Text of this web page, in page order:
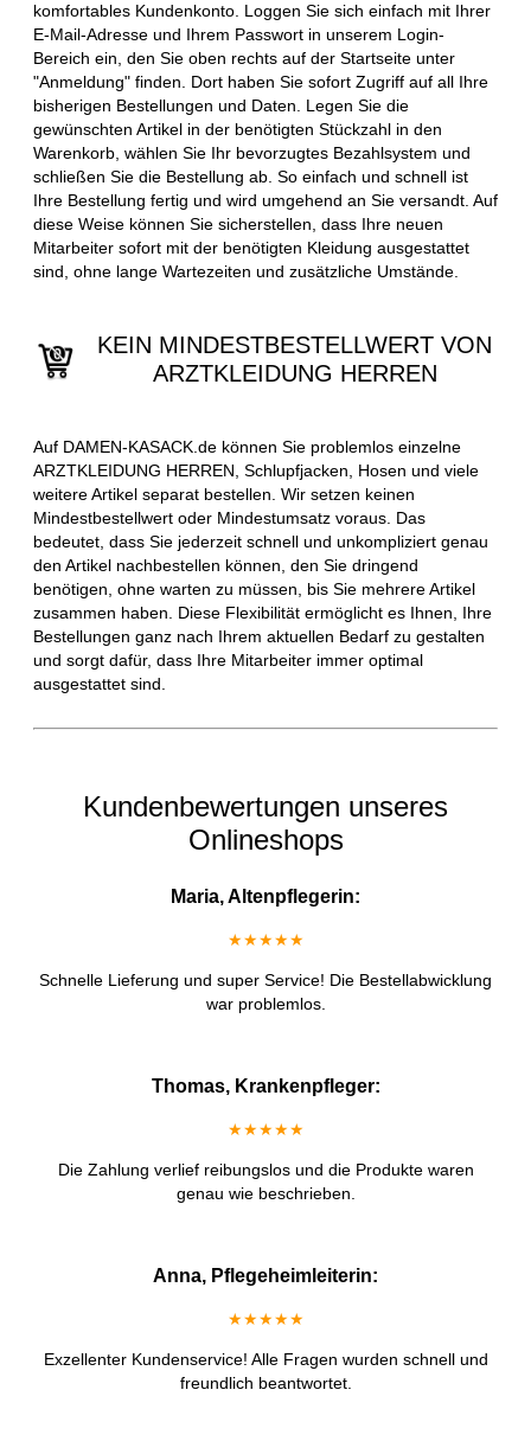
komfortables Kundenkonto. Loggen Sie sich einfach mit Ihrer
E-Mail-Adresse und Ihrem Passwort in unserem Login-
Bereich ein, den Sie oben rechts auf der Startseite unter
"Anmeldung" finden. Dort haben Sie sofort Zugriff auf all Ihre
bisherigen Bestellungen und Daten. Legen Sie die
gewünschten Artikel in der benötigten Stückzahl in den
Warenkorb, wählen Sie Ihr bevorzugtes Bezahlsystem und
schließen Sie die Bestellung ab. So einfach und schnell ist
Ihre Bestellung fertig und wird umgehend an Sie versandt. Auf
diese Weise können Sie sicherstellen, dass Ihre neuen
Mitarbeiter sofort mit der benötigten Kleidung ausgestattet
sind, ohne lange Wartezeiten und zusätzliche Umstände.
KEIN MINDESTBESTELLWERT VON
ARZTKLEIDUNG HERREN
Auf DAMEN-KASACK.de können Sie problemlos einzelne
ARZTKLEIDUNG HERREN, Schlupfjacken, Hosen und viele
weitere Artikel separat bestellen. Wir setzen keinen
Mindestbestellwert oder Mindestumsatz voraus. Das
bedeutet, dass Sie jederzeit schnell und unkompliziert genau
den Artikel nachbestellen können, den Sie dringend
benötigen, ohne warten zu müssen, bis Sie mehrere Artikel
zusammen haben. Diese Flexibilität ermöglicht es Ihnen, Ihre
Bestellungen ganz nach Ihrem aktuellen Bedarf zu gestalten
und sorgt dafür, dass Ihre Mitarbeiter immer optimal
ausgestattet sind.
Kundenbewertungen unseres
Onlineshops
Maria, Altenpflegerin:
★★★★★
Schnelle Lieferung und super Service! Die Bestellabwicklung
war problemlos.
Thomas, Krankenpfleger:
★★★★★
Die Zahlung verlief reibungslos und die Produkte waren
genau wie beschrieben.
Anna, Pflegeheimleiterin:
★★★★★
Exzellenter Kundenservice! Alle Fragen wurden schnell und
freundlich beantwortet.